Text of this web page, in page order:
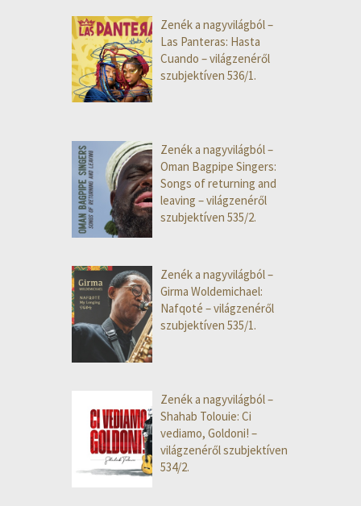
Zenék a nagyvilágból –
Las Panteras: Hasta
Cuando – világzenéről
szubjektíven 536/1.
Zenék a nagyvilágból –
Oman Bagpipe Singers:
Songs of returning and
leaving – világzenéről
szubjektíven 535/2.
Zenék a nagyvilágból –
Girma Woldemichael:
Nafqoté – világzenéről
szubjektíven 535/1.
Zenék a nagyvilágból –
Shahab Tolouie: Ci
vediamo, Goldoni! –
világzenéről szubjektíven
534/2.